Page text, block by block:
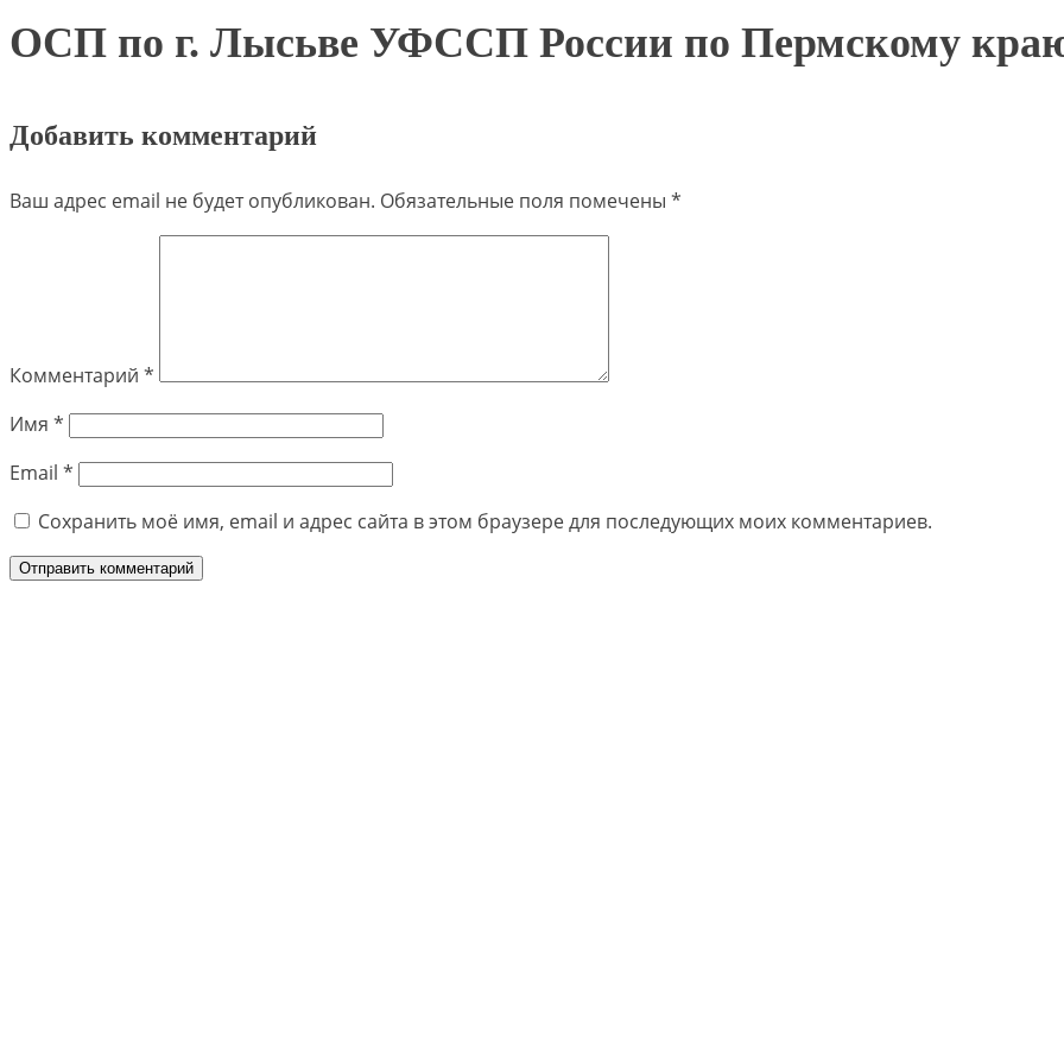
ОСП по г. Лысьве УФССП России по Пермскому
Добавить комментарий
Ваш адрес email не будет опубликован. Обязательные поля помечены *
Комментарий *
Имя *
Email *
Сохранить моё имя, email и адрес сайта в этом браузере для последующих моих комментариев.